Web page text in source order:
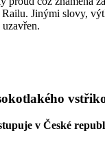
Jinými slovy,
v České